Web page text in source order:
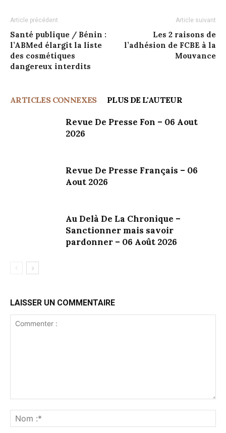
Article précédent
Santé publique / Bénin :
l’ABMed élargit la liste
des cosmétiques
dangereux interdits
Article suivant
Les 2 raisons de
l’adhésion de FCBE à la
Mouvance
ARTICLES CONNEXES PLUS DE L'AUTEUR
Revue De Presse Fon – 06 Aout
2026
Revue De Presse Français – 06
Aout 2026
Au Delà De La Chronique –
Sanctionner mais savoir
pardonner – 06 Août 2026
LAISSER UN COMMENTAIRE